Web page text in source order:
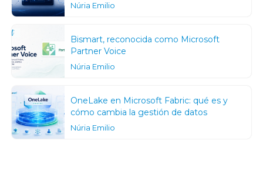
Núria Emilio
Bismart, reconocida como Microsoft
Partner Voice
Núria Emilio
OneLake en Microsoft Fabric: qué es y
cómo cambia la gestión de datos
Núria Emilio